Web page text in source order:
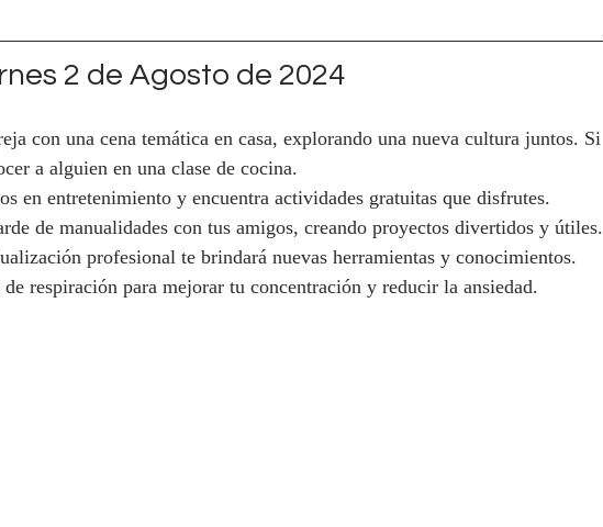
2 de Agosto de 2024
con una cena temática en casa, explorando una nueva cultura juntos. Si
a alguien en una clase de cocina.
en entretenimiento y encuentra actividades gratuitas que disfrutes.
de manualidades con tus amigos, creando proyectos divertidos y útiles.
profesional te brindará nuevas herramientas y conocimientos.
respiración para mejorar tu concentración y reducir la ansiedad.